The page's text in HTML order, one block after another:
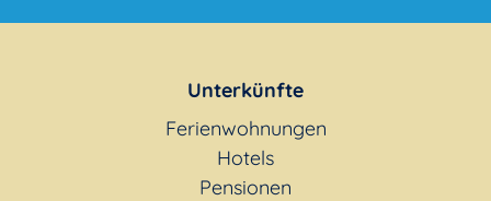
Unterkünfte
Ferienwohnungen
Hotels
Pensionen